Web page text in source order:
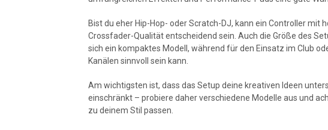
Bist du eher Hip-Hop- oder Scratch-DJ, kann ein Controller mit
Crossfader-Qualität entscheidend sein. Auch die Größe des
sich ein kompaktes Modell, während für den Einsatz im Club
Kanälen sinnvoll sein kann.
Am wichtigsten ist, dass das Setup deine kreativen Ideen
einschränkt – probiere daher verschiedene Modelle aus und
zu deinem Stil passen.